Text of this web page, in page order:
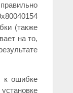
(также
на то,
к ошибке